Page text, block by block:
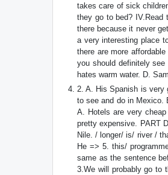
takes care of sick
they go to bed?
there because it never
a very interesting place
there are more
you should definitely
hates warm water. D.
2. A. His Spanish is very
to see and do in Mexico.
A. Hotels are very
pretty expensive. PART
Nile. / longer/ is/ river /
He => 5. this/
same as the sentence
3.We will probably go to